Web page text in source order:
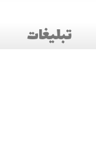
تبلیغات